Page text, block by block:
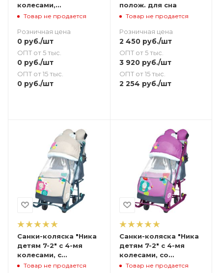
колесами,
скандинавский
Товар не продается
Розничная цена
0 руб./шт
ОПТ от 5 тыс.
0 руб./шт
ОПТ от 15 тыс.
0 руб./шт
полож. для сна
Товар не продается
Розничная цена
2 450руб./шт
ОПТ от 5 тыс.
3 920руб./шт
ОПТ от 15 тыс.
2 254 руб./шт
Санки-коляска "Ника
детям 7-2" с 4-мя
колесами, с
медвежонком
Товар не продается
Санки-коляска "Ника
детям 7-2" с 4-мя
колесами, со
снеговиком орхидея
Товар не продается